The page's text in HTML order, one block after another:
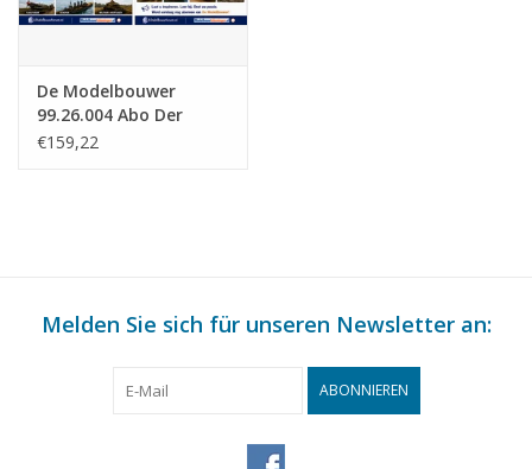
De Modelbouwer
99.26.004 Abo Der
Modellbauer
€159,22
Melden Sie sich für unseren Newsletter an:
ABONNIEREN